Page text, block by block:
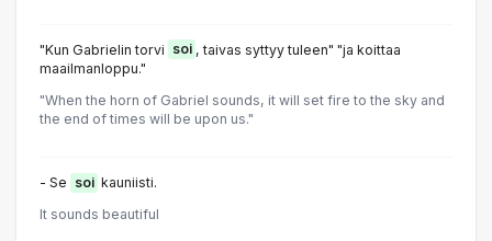
"Kun Gabrielin torvi soi , taivas syttyy tuleen" "ja koittaa
maailmanloppu."
"When the horn of Gabriel sounds, it will set fire to the sky and
the end of times will be upon us."
- Se soi kauniisti.
It sounds beautiful